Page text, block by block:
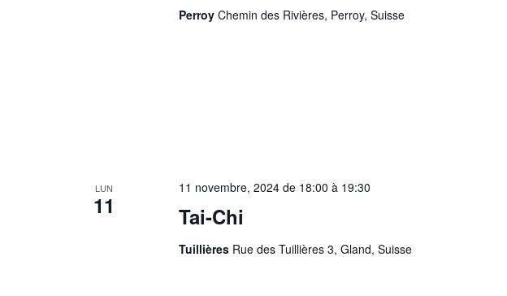
Perroy Chemin des Rivières, Perroy, Suisse
LUN
11 Tai-Chi
11 novembre, 2024 de 18:00 à 19:30
Tuillières Rue des Tuillières 3, Gland, Suisse